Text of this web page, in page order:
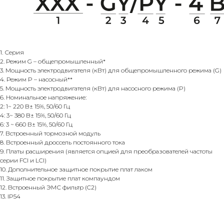
1. Серия
2. Режим G – общепромышленный*
3. Мощность электродвигателя (кВт) для общепромышленного режима (G)
4. Режим P – насосный**
5. Мощность электродвигателя (кВт) для насосного режима (P)
6. Номинальное напряжение:
2: 1~ 220 B± 15%, 50/60 Гц
4: 3~ 380 B± 15%, 50/60 Гц
6: 3 ~ 660 В± 15%, 50/60 Гц
7. Встроенный тормозной модуль
8. Встроенный дроссель постоянного тока
9. Платы расширения (является опцией для преобразователей частоты
серии FCI и LCI)
10. Дополнительное защитное покрытие плат лаком
11. Защитное покрытие плат компаундом
12. Встроенный ЭМС фильтр (C2)
13. IP54